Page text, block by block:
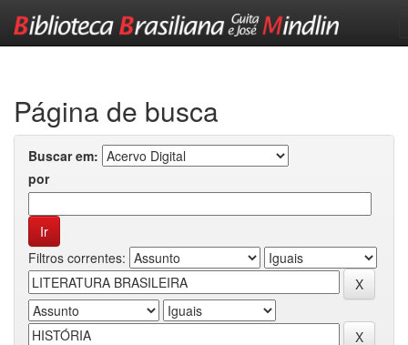
Página de busca
Buscar em:
por
Filtros correntes: